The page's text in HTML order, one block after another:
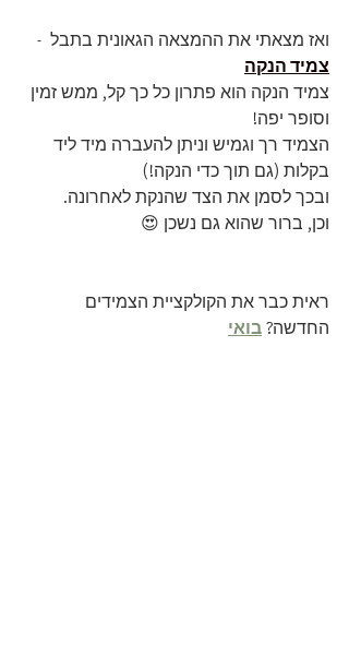
ואז מצאתי את ההמצאה הגאונית בתבל  -
צמיד הנקה
צמיד הנקה הוא פתרון כל כך קל, ממש זמין
וסופר יפה!
הצמיד רך וגמיש וניתן להעברה מיד ליד
בקלות (גם תוך כדי הנקה!)
ובכך לסמן את הצד שהנקת לאחרונה.
וכן, ברור שהוא גם נשכן 😍
ראית כבר את הקולקציית הצמידים
החדשה? בואי